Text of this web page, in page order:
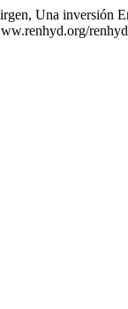
Una inversión